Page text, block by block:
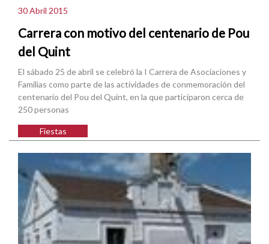
30 Abril 2015
Carrera con motivo del centenario de Pou
del Quint
El sábado 25 de abril se celebró la I Carrera de Asociaciones y
Familias como parte de las actividades de conmemoración del
centenario del Pou del Quint, en la que participaron cerca de
250 personas
Fiestas